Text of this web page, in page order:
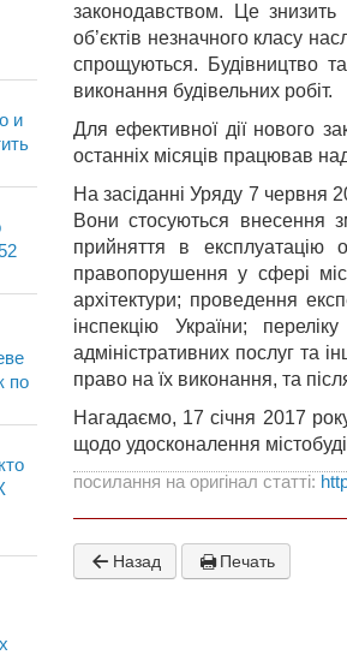
и
по
законодавством. Це знизить
об’єктів незначного класу
спрощуються. Будівництво
виконання будівельних робіт.
Для ефективної дії нового
останніх місяців працював
На засіданні Уряду 7 червня
Вони стосуються внесення
прийняття в експлуатацію
правопорушення у сфері
архітектури; проведення
інспекцію України;
адміністративних послуг та
право на їх виконання, та
Нагадаємо, 17 січня 2017
щодо удосконалення
посилання на оригінал статті:
Назад Печать